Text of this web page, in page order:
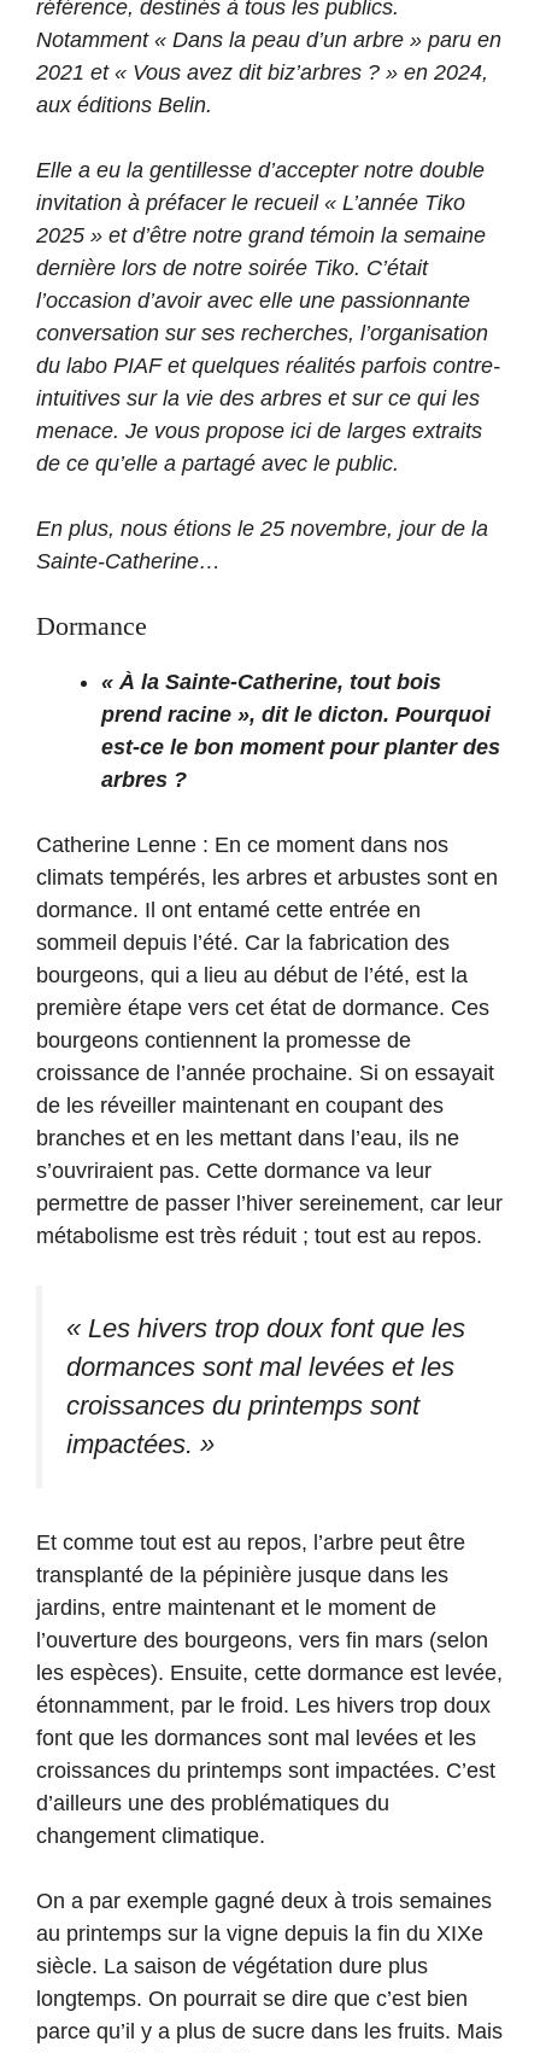
référence, destinés à tous les publics.
Notamment « Dans la peau d’un arbre » paru en
2021 et « Vous avez dit biz’arbres ? » en 2024,
aux éditions Belin.
Elle a eu la gentillesse d’accepter notre double
invitation à préfacer le recueil « L’année Tiko
2025 » et d’être notre grand témoin la semaine
dernière lors de notre soirée Tiko. C’était
l’occasion d’avoir avec elle une passionnante
conversation sur ses recherches, l’organisation
du labo PIAF et quelques réalités parfois contre-
intuitives sur la vie des arbres et sur ce qui les
menace. Je vous propose ici de larges extraits
de ce qu’elle a partagé avec le public.
En plus, nous étions le 25 novembre, jour de la
Sainte-Catherine…
Dormance
« À la Sainte-Catherine, tout bois
prend racine », dit le dicton. Pourquoi
est-ce le bon moment pour planter des
arbres ?
Catherine Lenne : En ce moment dans nos
climats tempérés, les arbres et arbustes sont en
dormance. Il ont entamé cette entrée en
sommeil depuis l’été. Car la fabrication des
bourgeons, qui a lieu au début de l’été, est la
première étape vers cet état de dormance. Ces
bourgeons contiennent la promesse de
croissance de l’année prochaine. Si on essayait
de les réveiller maintenant en coupant des
branches et en les mettant dans l’eau, ils ne
s’ouvriraient pas. Cette dormance va leur
permettre de passer l’hiver sereinement, car leur
métabolisme est très réduit ; tout est au repos.
« Les hivers trop doux font que les
dormances sont mal levées et les
croissances du printemps sont
impactées. »
Et comme tout est au repos, l’arbre peut être
transplanté de la pépinière jusque dans les
jardins, entre maintenant et le moment de
l’ouverture des bourgeons, vers fin mars (selon
les espèces). Ensuite, cette dormance est levée,
étonnamment, par le froid. Les hivers trop doux
font que les dormances sont mal levées et les
croissances du printemps sont impactées. C’est
d’ailleurs une des problématiques du
changement climatique.
On a par exemple gagné deux à trois semaines
au printemps sur la vigne depuis la fin du XIXe
siècle. La saison de végétation dure plus
longtemps. On pourrait se dire que c’est bien
parce qu’il y a plus de sucre dans les fruits. Mais